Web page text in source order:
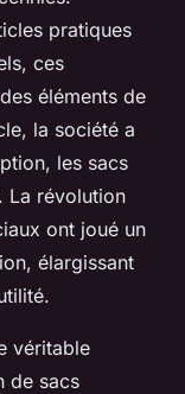
pratiques
ces
éléments de
la société a
les sacs
La révolution
ont joué un
élargissant
véritable
de sacs